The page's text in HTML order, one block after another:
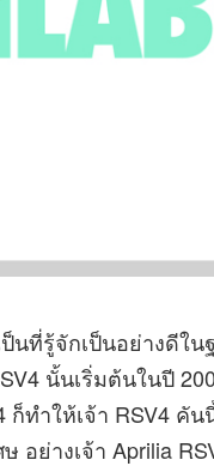
ที่รู้จักเป็นอย่างดีใ
นั้นเริ่มต้นในปี
ทำให้เจ้า RSV4 คั
ย่างเจ้า Aprilia